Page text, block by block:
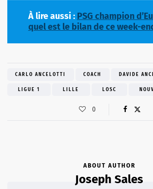
À lire aussi : PSG champion
quel est le bilan de ce week-
CARLO ANCELOTTI COACH DAVIDE
LIGUE 1 LILLE LOSC
0
ABOUT AUTHOR
Joseph Sales